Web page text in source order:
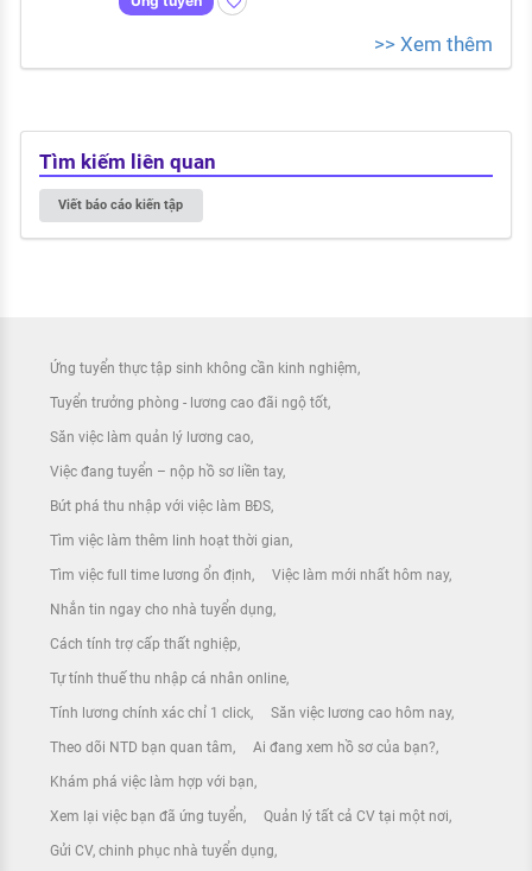
>> Xem thêm
Tìm kiếm liên quan
Viết báo cáo kiến tập
Ứng tuyển thực tập sinh không cần kinh nghiệm
Tuyển trưởng phòng - lương cao đãi ngộ tốt
Săn việc làm quản lý lương cao
Việc đang tuyển – nộp hồ sơ liền tay
Bứt phá thu nhập với việc làm BĐS
Tìm việc làm thêm linh hoạt thời gian
Tìm việc full time lương ổn định Việc làm mới nhất hôm nay
Nhắn tin ngay cho nhà tuyển dụng
Cách tính trợ cấp thất nghiệp
Tự tính thuế thu nhập cá nhân online
Tính lương chính xác chỉ 1 click Săn việc lương cao hôm nay
Theo dõi NTD bạn quan tâm Ai đang xem hồ sơ của bạn?
Khám phá việc làm hợp với bạn
Xem lại việc bạn đã ứng tuyển Quản lý tất cả CV tại một nơi
Gửi CV, chinh phục nhà tuyển dụng